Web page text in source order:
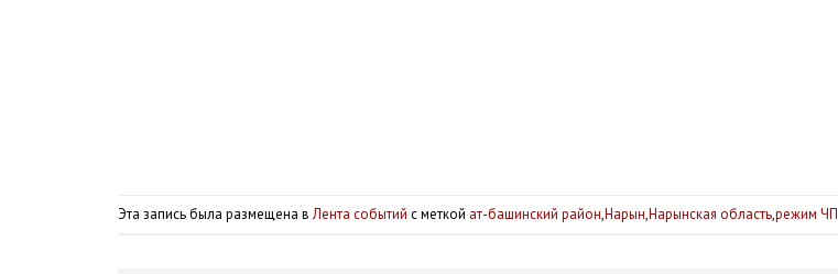
Эта запись была размещена вЛента событий с меткой ат-башинский район,Нарын,Нарынская область,режим ЧП